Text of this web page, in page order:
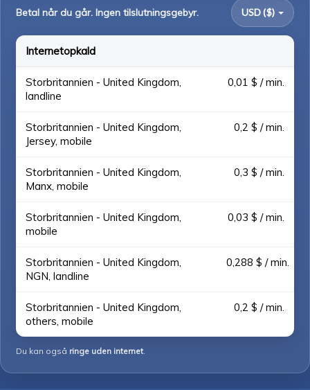
Betal når du går. Ingen tilslutningsgebyr. USD ($)
Internetopkald
Storbritannien - United Kingdom,
landline
0,01 $ / min.
Storbritannien - United Kingdom,
Jersey, mobile
0,2 $ / min.
Storbritannien - United Kingdom,
Manx, mobile
0,3 $ / min.
Storbritannien - United Kingdom,
mobile
0,03 $ / min.
Storbritannien - United Kingdom,
NGN, landline
0,288 $ / min.
Storbritannien - United Kingdom,
others, mobile
0,2 $ / min.
Du kan også ringe uden internet.